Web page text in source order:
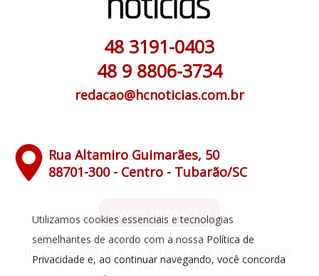
48 3191-0403
48 9 8806-3734
redacao@hcnoticias.com.br
Rua Altamiro Guimarães, 50
88701-300 - Centro - Tubarão/SC
ENVIAR MENSAGEM
Política de Privacidade
Utilizamos cookies essenciais e tecnologias
semelhantes de acordo com a nossa Política de
Privacidade e, ao continuar navegando, você concorda